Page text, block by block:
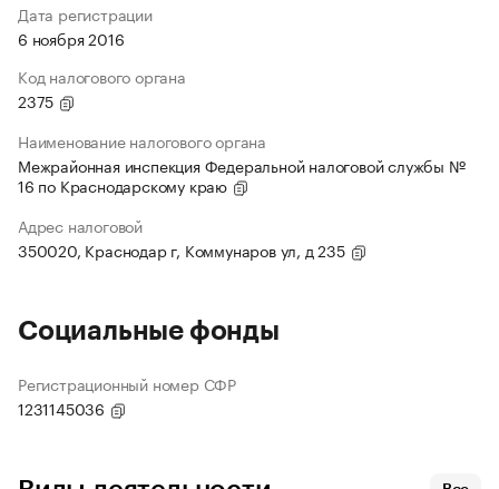
Дата регистрации
6 ноября 2016
Код налогового органа
2375
Наименование налогового органа
Межрайонная инспекция Федеральной налоговой службы №
16 по Краснодарскому краю
Адрес налоговой
350020, Краснодар г, Коммунаров ул, д 235
Социальные фонды
Регистрационный номер СФР
1231145036